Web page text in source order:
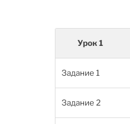
Урок 1
Задание 1
Задание 2